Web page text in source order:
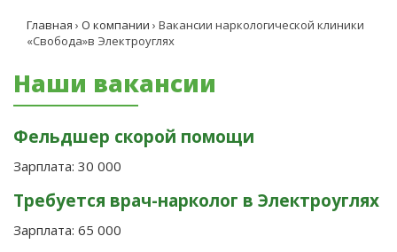
Главная › О компании › Вакансии наркологической клиники
«Свобода»в Электроуглях
Наши вакансии
Фельдшер скорой помощи
Зарплата: 30 000
Требуется врач-нарколог в Электроуглях
Зарплата: 65 000